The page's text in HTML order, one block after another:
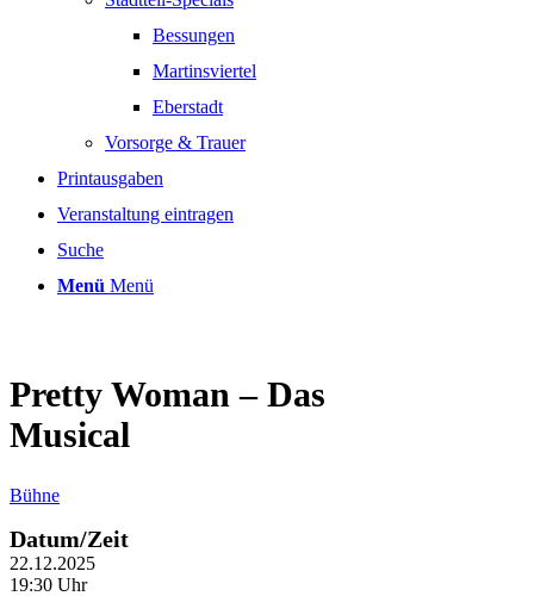
Bessungen
Martinsviertel
Eberstadt
Vorsorge & Trauer
Printausgaben
Veranstaltung eintragen
Suche
Menü Menü
Pretty Woman – Das
Musical
Bühne
Datum/Zeit
22.12.2025
19:30 Uhr